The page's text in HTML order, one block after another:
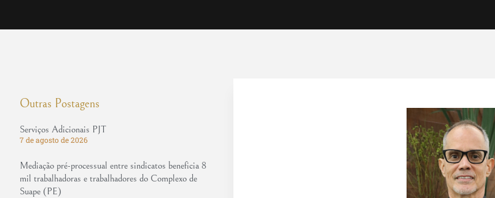
Outras Postagens
Serviços Adicionais PJT
7 de agosto de 2026
Mediação pré-processual entre sindicatos beneficia 8
mil trabalhadoras e trabalhadores do Complexo de
Suape (PE)